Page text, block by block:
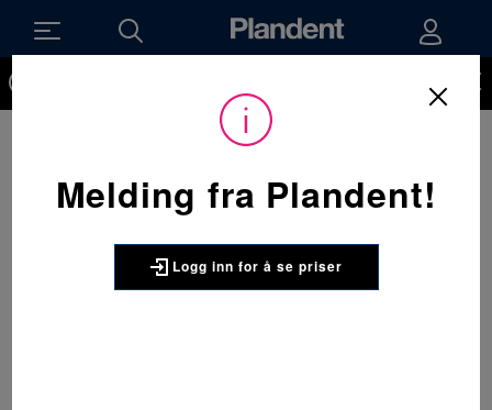
Melding fra Plandent!
Logg inn for å se priser